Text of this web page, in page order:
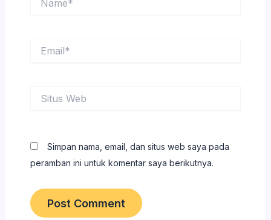
Web
Simpan nama, email, dan situs web saya pada
peramban ini untuk komentar saya berikutnya.